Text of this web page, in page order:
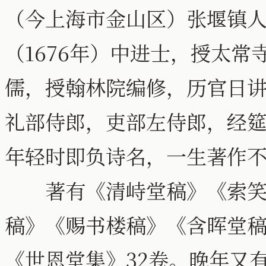
（今上海市金山区）张堰镇
（1676年）中进士，授太
儒，授翰林院编修，历官日
礼部侍郎，吏部左侍郎，经
年轻时即负诗名，一生著作
著有《清峙堂稿》《索笑
稿》《赐书楼稿》《含晖堂
《世恩堂集》32卷。晚年又